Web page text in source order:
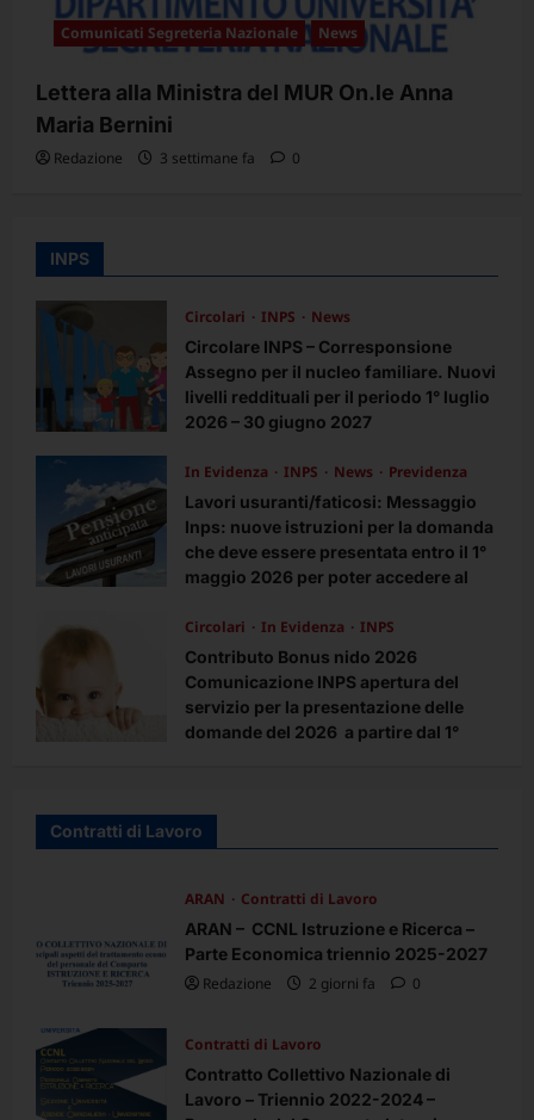
Comunicati Segreteria Nazionale News
Lettera alla Ministra del MUR On.le Anna
Maria Bernini
Redazione 3 settimane fa 0
INPS
Circolari INPS
News
Circolare INPS – Corresponsione
Assegno per il nucleo familiare. Nuovi
livelli reddituali per il periodo 1° luglio
2026 – 30 giugno 2027
In Evidenza
INPS News
Previdenza
Lavori usuranti/faticosi: Messaggio
Inps: nuove istruzioni per la domanda
che deve essere presentata entro il 1°
maggio 2026 per poter accedere al
Redazione
4 mesi fa
Circolari In Evidenza
INPS
Contributo Bonus nido 2026
Comunicazione INPS apertura del
servizio per la presentazione delle
domande del 2026 a partire dal 1°
supporto presso la propria abitazione
Contratti di Lavoro
ARAN
Contratti di Lavoro
ARAN – CCNL Istruzione e Ricerca –
Parte Economica triennio 2025-2027
Redazione
2 giorni fa 0
Contratti di Lavoro
Contratto Collettivo Nazionale di
Lavoro – Triennio 2022-2024 –